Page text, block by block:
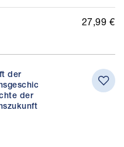
27,99 €